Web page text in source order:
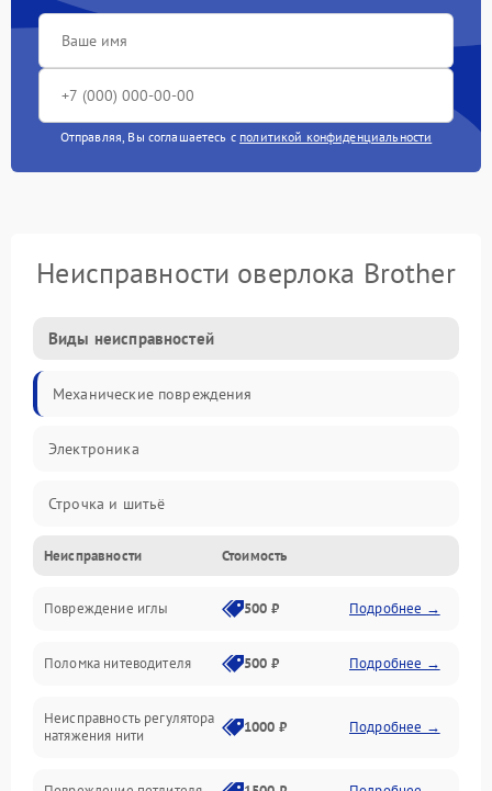
Отправляя, Вы соглашаетесь с политикой конфиденциальности
Неисправности оверлока Brother
Виды неисправностей
Механические повреждения
Электроника
Строчка и шитьё
Прочие неисправности
Подача ткани
Игловодитель и механизмы
Ножи и обрезка
Шпульки, нити и заправка
Неисправности Стоимость
Повреждение иглы 500 ₽ Подробнее →
Поломка нитеводителя 500 ₽ Подробнее →
Неисправность регулятора
натяжения нити
1000 ₽ Подробнее →